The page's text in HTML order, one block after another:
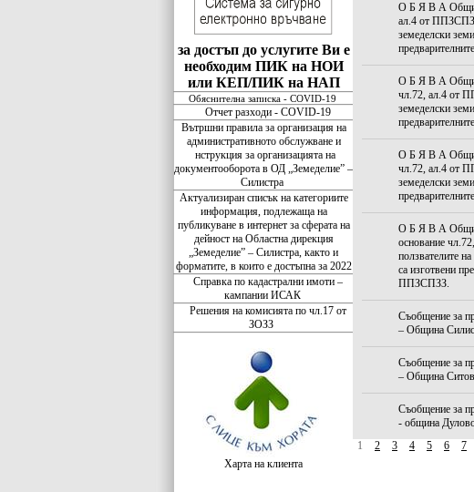
за достъп до услугите Ви е
необходим ПИК на НОИ
или КЕП/ПИК на НАП
Обяснителна записка - COVID-19
Отчет разходи - COVID-19
Вътршни правила за организация на
административното обслужване и
нструкция за организацията на
документооборота в ОД „Земеделие” –
Силистра
Актуализиран списък на категориите
информация, подлежаща на
публикуване в интернет за сферата на
дейност на Областна дирекция
„Земеделие” – Силистра, както и
форматите, в които е достъпна за 2022
Справка по кадастрални имоти –
кампании ИСАК
Решения на комисията по чл.17 от
ЗОЗЗ
Харта на клиента
О Б Я В А
ал.4 от
земеделски
О Б Я В А
чл.72, ал.4 от
земеделски
О Б Я В А
чл.72, ал.4 от
земеделски
О Б Я В А
основание
ползвателите
са изготвени
ППЗСПЗЗ.
Съобщение за
– Община
Съобщение за
– Община
Съобщение за
- община
1 2 3 4 5 6 7